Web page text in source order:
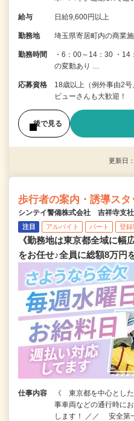
給与 日給9,600円以上
勤務地 埼玉県寄居町内の商業
勤務時間
・6：00～14：30 ・
の変動あり …
応募資格
18歳以上（例外事由2
ビューさんも大歓迎！
後で見る
更新日
歩行者の案内・誘導スタ
シンテイ警備株式会社 吉祥寺支社
注目 アルバイト パート 登録
《勤務地は東京都全域に幅
をお任せ♪全員に総額8万円
仕事内容
《 東京都を中心とし
事車両などの通行時に
します！ ／／ 安全